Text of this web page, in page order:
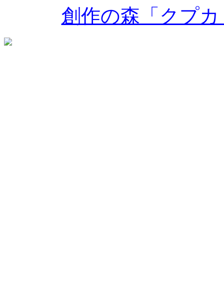
創作の森「クプカ